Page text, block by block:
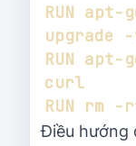
RUN
RUN
Điều hướng